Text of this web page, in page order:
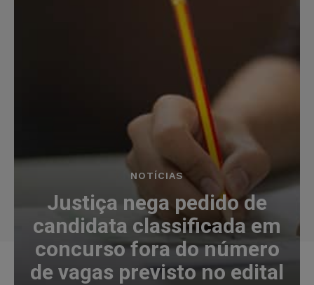
NOTÍCIAS
Justiça nega pedido de
candidata classificada em
concurso fora do número
de vagas previsto no edital